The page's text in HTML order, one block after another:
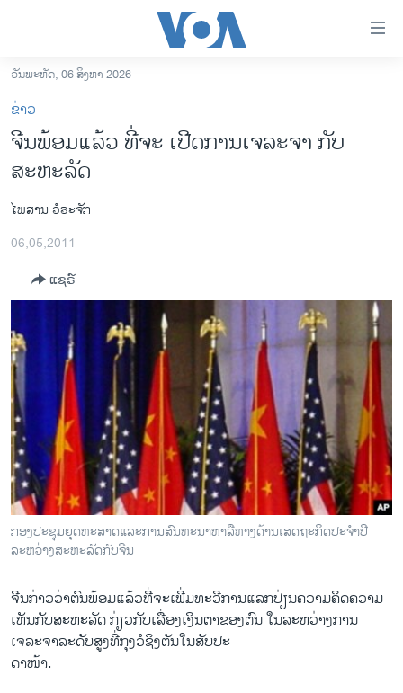
ເຂົ້າ
ຫາ
ຂ້າມ
ຂ້າມ
ຂ້າມ
ຫາ
ຊອກ
ຄົ້ນ
ລາວ
ອາເມຣິກາ
ໂລກ
ເອເຊຍ
ອິດສະຫຼະພາບດ້ານການຂ່າວ
ຊີວິດຊາວລາວ
ຊຸມຊົນຊາວລາວ
ວິທະຍາສາດ-ເທັກໂນໂລຈີ
ທຸລະກິດ
ພາສາອັງກິດ
ວີດີໂອ
ສຽງ
ລາຍງານ
ຕິດຕາມພວກເຮົາ ທີ່
ວັນພະຫັດ, 06 ສິງຫາ 2026
ຂ່າວ
ຈີນພ້ອມແລ້ວ ທີ່ຈະ ເປີດການເຈລະຈາ ກັບ
ສະຫະລັດ
ໄພສານ ວໍຣະຈັກ
06,05,2011
ແຊຣ໌
ກອງປະຊຸມຍຸດທະສາດແລະການສົນທະນາຫາລືທາງດ້ານເສດຖະກິດປະຈຳປີ
ລະຫວ່າງສະຫະລັດກັບຈີນ
ຈີນກ່າວວ່າຕົນພ້ອມແລ້ວທີ່ຈະເພີ່ມທະວີການແລກປ່ຽນຄວາມຄິດຄວາມ
ເຫັນກັບສະຫະລັດ ກ່ຽວກັບເລື່ອງເງິນຕາຂອງຕົນ ໃນລະຫວ່າງການ
ເຈລະຈາລະດັບສູງທີ່ກຸງວໍຊິງຕັນໃນສັບປະ
ດາໜ້າ.